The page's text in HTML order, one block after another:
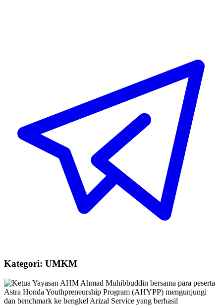
Kategori: UMKM